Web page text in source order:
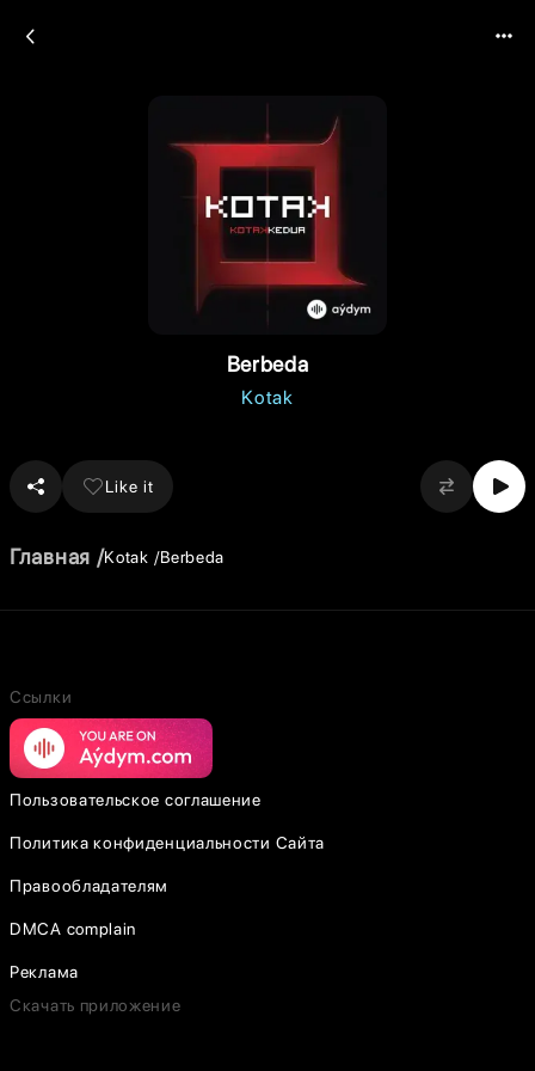
Berbeda
Kotak
Like it
Главная Kotak Berbeda
Ссылки
Пользовательское соглашение
Политика конфиденциальности Сайта
Правообладателям
DMCA complain
Реклама
Скачать приложение